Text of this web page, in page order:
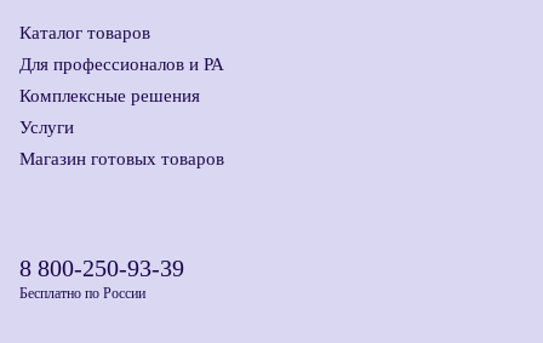
Каталог товаров
Для профессионалов и РА
Комплексные решения
Услуги
Магазин готовых товаров
8 800-250-93-39
Бесплатно по России